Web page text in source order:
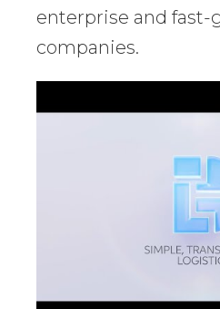
enterprise and fast-
companies.